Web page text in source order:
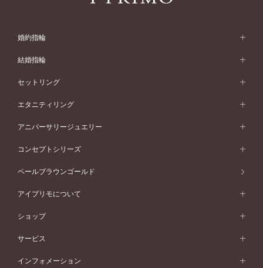
婚約指輪
婚約指輪 (エンゲージリング)
婚約指輪一覧
ピンクゴールド
ペールブラウンゴールド
ウェーブライン
V字ライン
ワンサイドメレ
ダブルサイドメレ
シンプル
フェミニン
モード
50万円台～
40万円台～
30万円台～
婚約指輪 人気ランキング
婚約ネックレス
ダイヤモンドシェイプコレクション
結婚指輪
結婚指輪 (マリッジリング)
結婚指輪一覧
ピンクゴールド
ペールブラウンゴールド
ウェーブライン
V字ライン
ワンメレ
セベラルメレ
シンプル
フェミニン
モード
50万円～
40万円～50万円
セットリング
セットリング
セットリング一覧
ピンクゴールド
ペールブラウンゴールド
エタニティリング
エタニティリング
エタニティリング一覧
ピンクゴールド
ペールブラウンゴールド
アニバーサリージュエリー
アニバーサリージュエリー
アニバーサリージュエリー一覧
ファッションリング
ブレスレット
コンセプトシリーズ
コンセプトシリーズ
オリジンビリーフ
エトワル
スワハ
ペールブラウンゴールド
アイプリモについて
アイプリモについて
パーソナルハンド診断
デザインへのこだわり
ショップ
店舗一覧
北海道
サービス
プロポーズサポート
インフォメーション